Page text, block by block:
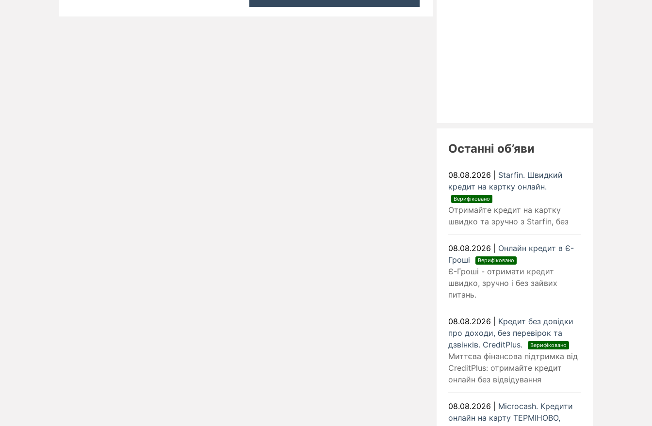
Останні об’яви
08.08.2026
Starfin. Швидкий
кредит на картку онлайн.
Верифіковано
Отримайте кредит на картку
швидко та зручно з Starfin, без
08.08.2026
Онлайн кредит в Є-
Гроші
Верифіковано
Є-Гроші - отримати кредит
швидко, зручно і без зайвих
питань.
08.08.2026
Кредит без довідки
про доходи, без перевірок та
дзвінків. CreditPlus.
Верифіковано
Миттєва фінансова підтримка від
CreditPlus: отримайте кредит
онлайн без відвідування
08.08.2026
Microcash. Кредити
онлайн на карту ТЕРМІНОВО,